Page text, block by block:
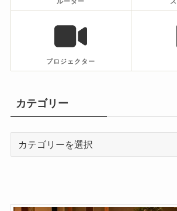
ルーター
プロジェクター
カテゴリー